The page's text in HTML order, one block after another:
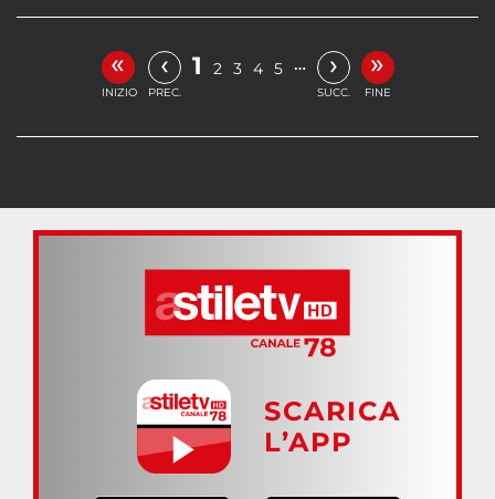
«
INIZIO
‹
PREC.
1 2 3 4 5 … ›
SUCC.
»
FINE
SCARICA
L’APP